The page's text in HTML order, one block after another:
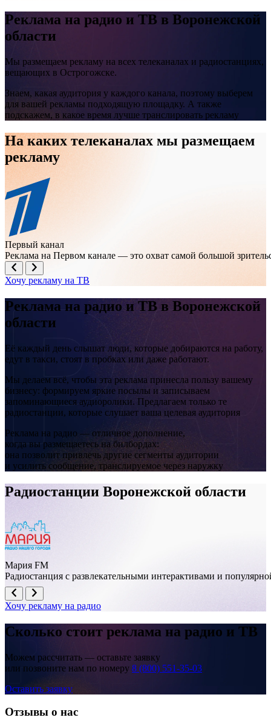
Реклама на радио и ТВ в Воронежской
области
Мы размещаем рекламу на всех телеканалах и радиостанциях,
вещающих в Острогожске.
Знаем, какая аудитория у каждого канала, поэтому выберем
для вашей рекламы подходящую площадку. А также
подскажем, в какое время лучше транслировать рекламу
На каких телеканалах мы размещаем
рекламу
Первый канал
Реклама на Первом канале — это охват самой большой
Хочу рекламу на ТВ
Реклама на радио и ТВ в Воронежской
области
Её каждый день слышат люди, которые добираются на работу,
едут в такси, стоят в пробках или даже работают.
Мы делаем всё, чтобы эта реклама принесла пользу вашему
бизнесу: формируем яркие посылы и записываем
запоминающиеся аудиоролики. Предлагаем только те
радиостанции, которые слушает ваша целевая аудитория
Реклама на радио — отличное дополнение,
когда вы размещаетесь на билбордах:
она позволит привлечь другие сегменты аудитории
и усилить сообщение, транслируемое через наружку
Радиостанции Воронежской области
Мария FM
Радиостанция с развлекательными интерактивами и
Хочу рекламу на радио
Сколько стоит реклама на радио и ТВ
Можем рассчитать — оставьте заявку
или позвоните нам по номеру 8 (800) 551-35-03
Оставить заявку
Отзывы о нас